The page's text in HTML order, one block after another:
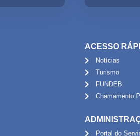
ACESSO
Notícias
Turismo
FUNDEB
Chamamento
Portal do